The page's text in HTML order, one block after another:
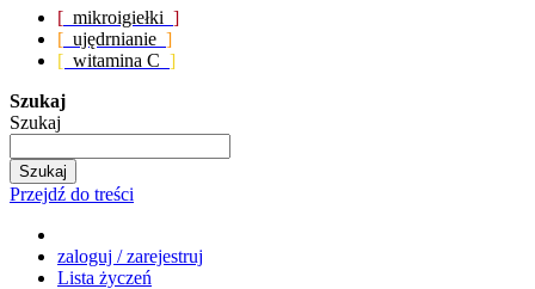
[ mikroigiełki ]
[ ujędrnianie ]
[ witamina C ]
Szukaj
Szukaj
Szukaj
Przejdź do treści
zaloguj / zarejestruj
Lista życzeń